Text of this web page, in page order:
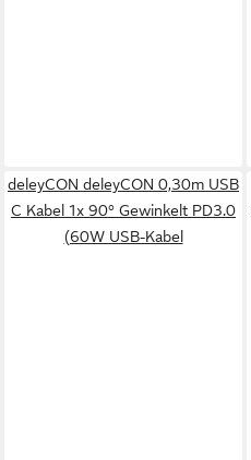
deleyCON deleyCON 0,30m USB
C Kabel 1x 90° Gewinkelt PD3.0
(60W USB-Kabel